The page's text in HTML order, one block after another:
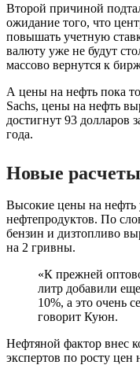
Второй причиной
ожидание того, что
повышать учетную
валюту уже не будут
массово вернутся к
А цены на нефть пока
Sachs, цены на нефть
достигнут 93 долларов
года.
Новые
Высокие цены на нефть
нефтепродуктов. По
бензин и дизтопливо
на 2 гривны.
«К прежней
литр добавили
10%, а это очень
говорит Куюн.
Нефтяной фактор внес
экспертов по росту цен